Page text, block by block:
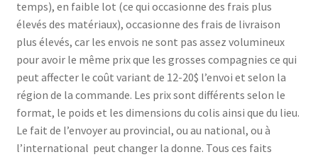
temps), en faible lot (ce qui occasionne des frais plus
élevés des matériaux), occasionne des frais de livraison
plus élevés, car les envois ne sont pas assez volumineux
pour avoir le même prix que les grosses compagnies ce qui
peut affecter le coût variant de 12-20$ l’envoi et selon la
région de la commande. Les prix sont différents selon le
format, le poids et les dimensions du colis ainsi que du lieu.
Le fait de l’envoyer au provincial, ou au national, ou à
l’international peut changer la donne. Tous ces faits